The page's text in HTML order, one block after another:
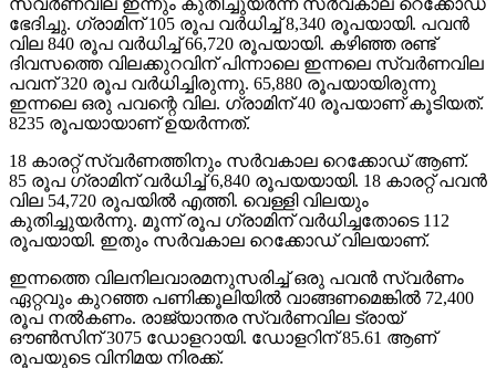
ഭേദിച്ചു. ഗ്രാമിന് 105 രൂപ വർധിച്ച് 8,340 രൂപയായി. പവൻ
വില 840 രൂപ വർധിച്ച് 66,720 രൂപയായി. കഴിഞ്ഞ രണ്ട്
ദിവസത്തെ വിലക്കുറവിന് പിന്നാലെ ഇന്നലെ സ്വർണവില
പവന് 320 രൂപ വർധിച്ചിരുന്നു. 65,880 രൂപയായിരുന്നു
ഇന്നലെ ഒരു പവന്റെ വില. ഗ്രാമിന് 40 രൂപയാണ് കൂടിയത്.
8235 രൂപയായാണ് ഉയർന്നത്.
18 കാരറ്റ് സ്വർണത്തിനും സർവകാല റെക്കോഡ് ആണ്.
85 രൂപ ഗ്രാമിന് വർധിച്ച് 6,840 രൂപയയായി. 18 കാരറ്റ് പവൻ
വില 54,720 രൂപയിൽ എത്തി. വെള്ളി വിലയും
കുതിച്ചുയർന്നു. മൂന്ന് രൂപ ഗ്രാമിന് വർധിച്ചതോടെ 112
രൂപയായി. ഇതും സർവകാല റെക്കോഡ് വിലയാണ്.
ഇന്നത്തെ വിലനിലവാരമനുസരിച്ച് ഒരു പവൻ സ്വർണം
ഏറ്റവും കുറഞ്ഞ പണിക്കൂലിയിൽ വാങ്ങണമെങ്കിൽ 72,400
രൂപ നൽകണം. രാജ്യാന്തര സ്വർണവില ട്രായ്
ഔൺസിന് 3075 ഡോളറായി. ഡോളറിന് 85.61 ആണ്
രൂപയുടെ വിനിമയ നിരക്ക്.